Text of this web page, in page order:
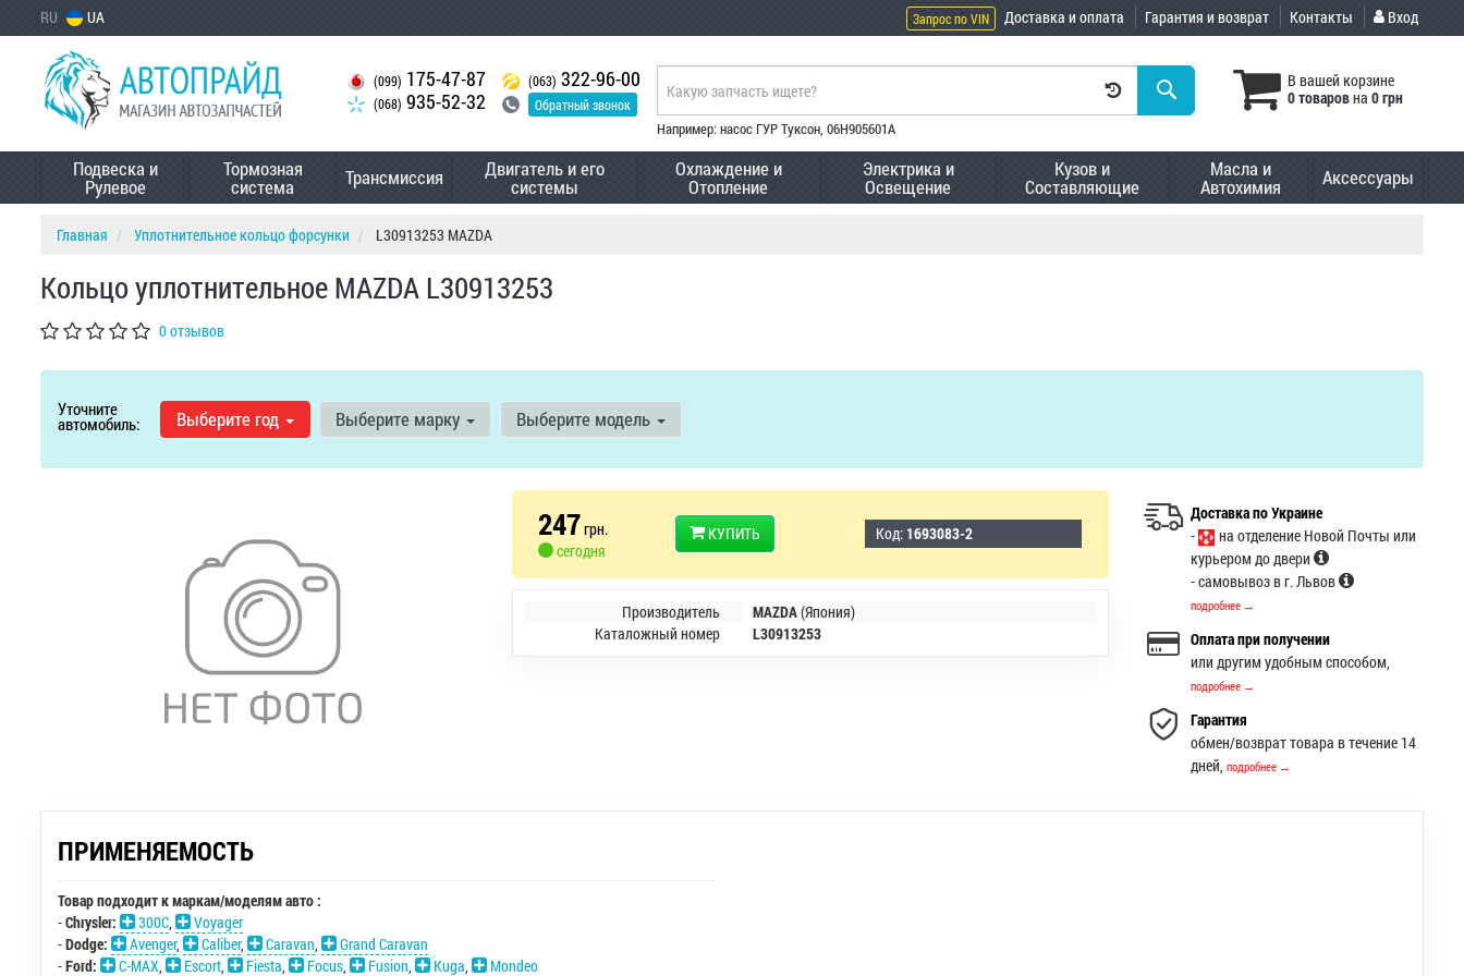
RU UA Запрос по VIN Доставка и оплата Гарантия и возврат Контакты Вход
(099) 175-47-87
(068) 935-52-32
(063) 322-96-00
Обратный звонок
В вашей корзине
0 товаровна 0 грн
Например: насос ГУР Туксон, 06H905601A
Подвеска и
Рулевое
Тормозная
система Трансмиссия Двигатель и его
системы
Охлаждение и
Отопление
Электрика и
Освещение
Кузов и
Составляющие
Масла и
Автохимия Аксессуары
Главная Уплотнительное кольцо форсунки L30913253 MAZDA
Кольцо уплотнительное MAZDA L30913253
0 отзывов
Уточните
автомобиль: Выберите год Выберите марку Выберите модель
247грн.
сегодня
КУПИТЬ Код: 1693083-2
Производитель MAZDA(Япония)
Каталожный номер
L30913253
Доставка по Украине
-
на отделение Новой Почты или
курьером до двери
- самовывоз в г. Львов
подробнее →
Оплата при получении
или другим удобным способом,
подробнее →
Гарантия
обмен/возврат товара в течение 14
дней,подробнее →
ПРИМЕНЯЕМОСТЬ
Товар подходит к маркам/моделям авто :
-Chrysler: 300C,
Voyager
-Dodge: Avenger, Caliber, Caravan,
Grand Caravan
-Ford: C-MAX, Escort, Fiesta, Focus, Fusion, Kuga,
Mondeo